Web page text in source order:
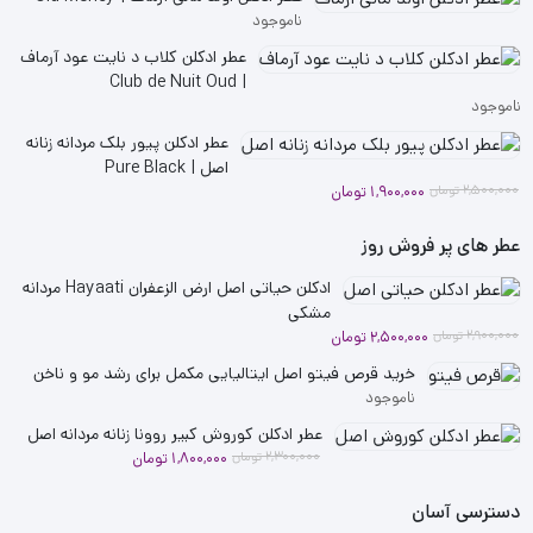
ناموجود
عطر ادکلن کلاب د نایت عود آرماف
| Club de Nuit Oud
ناموجود
عطر ادکلن پیور بلک مردانه زنانه
اصل | Pure Black
2,500,000تومان
قیمت
2,500,000 تومان
1,900,000 تومان
قیمت
1,900,000 تومان
عطر های پر فروش روز
ادکلن حیاتی اصل ارض الزعفران Hayaati مردانه
مشکی
2,900,000تومان
قیمت
اصلی
2,900,000 تومان
2,500,000 تومان
قیمت
فعلی
2,500,000 تومان
خرید قرص فیتو اصل ایتالیایی مکمل برای رشد مو و ناخن
ناموجود
عطر ادکلن کوروش کبیر روونا زنانه مردانه اصل
2,300,000تومان
قیمت
1,800,000 تومان
قیمت
دسترسی آسان